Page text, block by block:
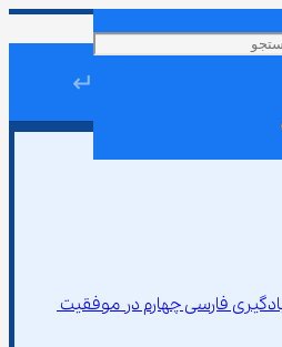
↵
فارسی چهارم در موفقیت